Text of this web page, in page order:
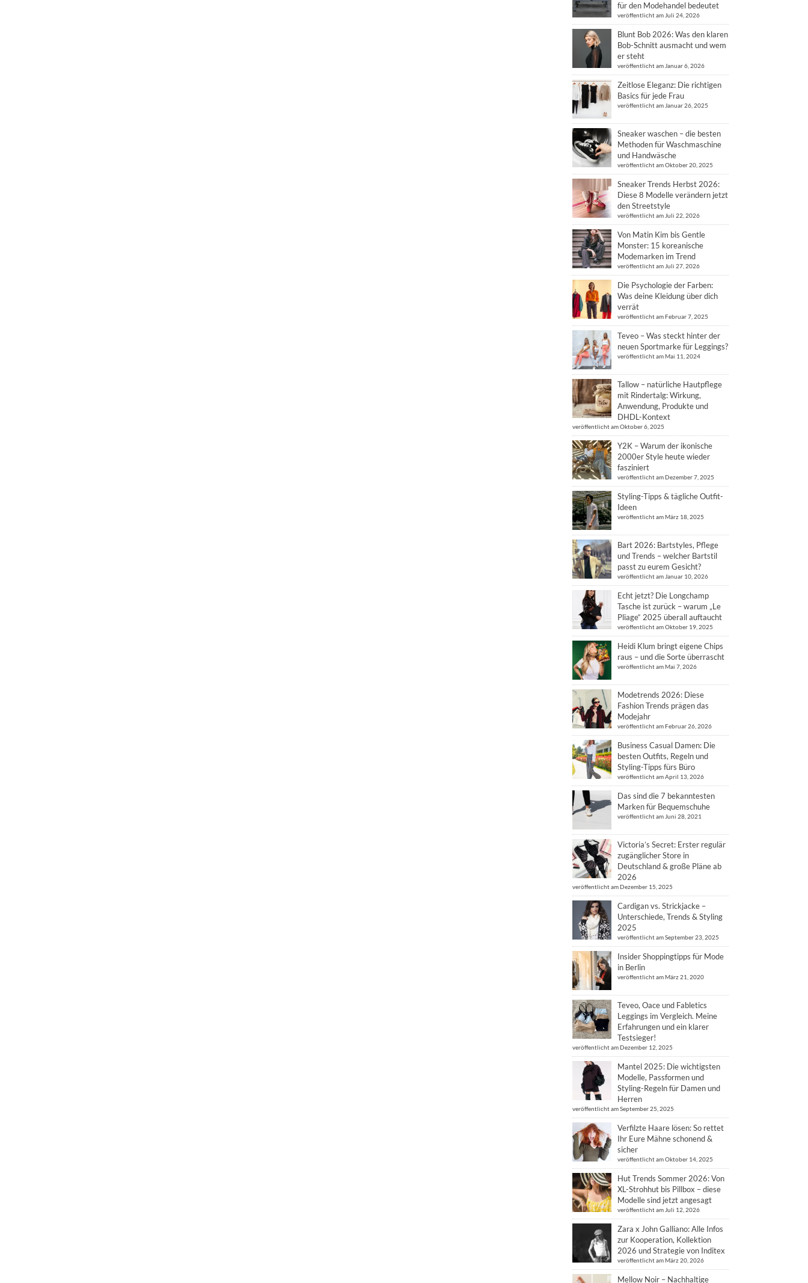
für den Modehandel bedeutet
veröffentlicht am Juli 24, 2026
Blunt Bob 2026: Was den klaren
Bob-Schnitt ausmacht und wem
er steht
veröffentlicht am Januar 6, 2026
Zeitlose Eleganz: Die richtigen
Basics für jede Frau
veröffentlicht am Januar 26, 2025
Sneaker waschen – die besten
Methoden für Waschmaschine
und Handwäsche
veröffentlicht am Oktober 20, 2025
Sneaker Trends Herbst 2026:
Diese 8 Modelle verändern jetzt
den Streetstyle
veröffentlicht am Juli 22, 2026
Von Matin Kim bis Gentle
Monster: 15 koreanische
Modemarken im Trend
veröffentlicht am Juli 27, 2026
Die Psychologie der Farben:
Was deine Kleidung über dich
verrät
veröffentlicht am Februar 7, 2025
Teveo – Was steckt hinter der
neuen Sportmarke für Leggings?
veröffentlicht am Mai 11, 2024
Tallow – natürliche Hautpflege
mit Rindertalg: Wirkung,
Anwendung, Produkte und
DHDL-Kontext
veröffentlicht am Oktober 6, 2025
Y2K – Warum der ikonische
2000er Style heute wieder
fasziniert
veröffentlicht am Dezember 7, 2025
Styling-Tipps & tägliche Outfit-
Ideen
veröffentlicht am März 18, 2025
Bart 2026: Bartstyles, Pflege
und Trends – welcher Bartstil
passt zu eurem Gesicht?
veröffentlicht am Januar 10, 2026
Echt jetzt? Die Longchamp
Tasche ist zurück – warum „Le
Pliage“ 2025 überall auftaucht
veröffentlicht am Oktober 19, 2025
Heidi Klum bringt eigene Chips
raus – und die Sorte überrascht
veröffentlicht am Mai 7, 2026
Modetrends 2026: Diese
Fashion Trends prägen das
Modejahr
veröffentlicht am Februar 26, 2026
Business Casual Damen: Die
besten Outfits, Regeln und
Styling-Tipps fürs Büro
veröffentlicht am April 13, 2026
Das sind die 7 bekanntesten
Marken für Bequemschuhe
veröffentlicht am Juni 28, 2021
Victoria’s Secret: Erster regulär
zugänglicher Store in
Deutschland & große Pläne ab
2026
veröffentlicht am Dezember 15, 2025
Cardigan vs. Strickjacke –
Unterschiede, Trends & Styling
2025
veröffentlicht am September 23, 2025
Insider Shoppingtipps für Mode
in Berlin
veröffentlicht am März 21, 2020
Teveo, Oace und Fabletics
Leggings im Vergleich. Meine
Erfahrungen und ein klarer
Testsieger!
veröffentlicht am Dezember 12, 2025
Mantel 2025: Die wichtigsten
Modelle, Passformen und
Styling-Regeln für Damen und
Herren
veröffentlicht am September 25, 2025
Verfilzte Haare lösen: So rettet
Ihr Eure Mähne schonend &
sicher
veröffentlicht am Oktober 14, 2025
Hut Trends Sommer 2026: Von
XL-Strohhut bis Pillbox – diese
Modelle sind jetzt angesagt
veröffentlicht am Juli 12, 2026
Zara x John Galliano: Alle Infos
zur Kooperation, Kollektion
2026 und Strategie von Inditex
veröffentlicht am März 20, 2026
Mellow Noir – Nachhaltige